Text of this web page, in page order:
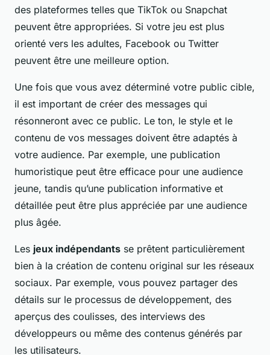
des plateformes telles que TikTok ou Snapchat
peuvent être appropriées. Si votre jeu est plus
orienté vers les adultes, Facebook ou Twitter
peuvent être une meilleure option.
Une fois que vous avez déterminé votre public cible,
il est important de créer des messages qui
résonneront avec ce public. Le ton, le style et le
contenu de vos messages doivent être adaptés à
votre audience. Par exemple, une publication
humoristique peut être efficace pour une audience
jeune, tandis qu’une publication informative et
détaillée peut être plus appréciée par une audience
plus âgée.
Les jeux indépendants se prêtent particulièrement
bien à la création de contenu original sur les réseaux
sociaux. Par exemple, vous pouvez partager des
détails sur le processus de développement, des
aperçus des coulisses, des interviews des
développeurs ou même des contenus générés par
les utilisateurs.